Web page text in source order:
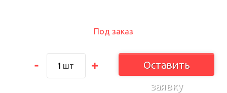
Под заказ
шт
Оставить
заявку